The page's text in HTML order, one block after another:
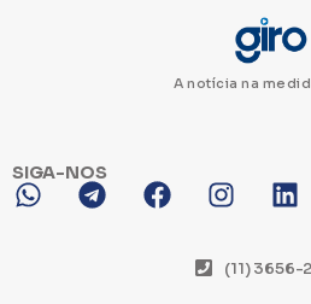
A notícia na
SIGA-NOS
(11) 3656-